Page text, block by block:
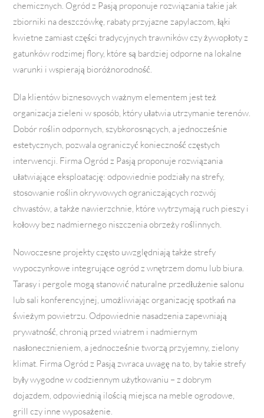
chemicznych. Ogród z Pasją proponuje rozwiązania takie jak
zbiorniki na deszczówkę, rabaty przyjazne zapylaczom, łąki
kwietne zamiast części tradycyjnych trawników czy żywopłoty z
gatunków rodzimej flory, które są bardziej odporne na lokalne
warunki i wspierają bioróżnorodność.
Dla klientów biznesowych ważnym elementem jest też
organizacja zieleni w sposób, który ułatwia utrzymanie terenów.
Dobór roślin odpornych, szybkorosnących, a jednocześnie
estetycznych, pozwala ograniczyć konieczność częstych
interwencji. Firma Ogród z Pasją proponuje rozwiązania
ułatwiające eksploatację: odpowiednie podziały na strefy,
stosowanie roślin okrywowych ograniczających rozwój
chwastów, a także nawierzchnie, które wytrzymają ruch pieszy i
kołowy bez nadmiernego niszczenia obrzeży roślinnych.
Nowoczesne projekty często uwzględniają także strefy
wypoczynkowe integrujące ogród z wnętrzem domu lub biura.
Tarasy i pergole mogą stanowić naturalne przedłużenie salonu
lub sali konferencyjnej, umożliwiając organizację spotkań na
świeżym powietrzu. Odpowiednie nasadzenia zapewniają
prywatność, chronią przed wiatrem i nadmiernym
nasłonecznieniem, a jednocześnie tworzą przyjemny, zielony
klimat. Firma Ogród z Pasją zwraca uwagę na to, by takie strefy
były wygodne w codziennym użytkowaniu – z dobrym
dojazdem, odpowiednią ilością miejsca na meble ogrodowe,
grill czy inne wyposażenie.